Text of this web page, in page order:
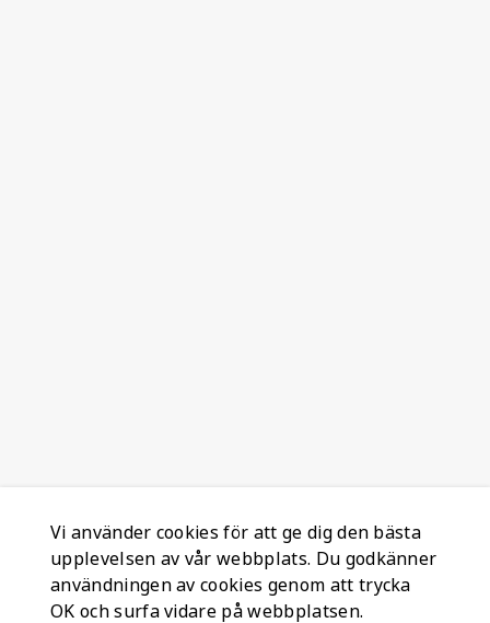
Vi använder cookies för att ge dig den bästa
upplevelsen av vår webbplats. Du godkänner
användningen av cookies genom att trycka
OK och surfa vidare på webbplatsen.